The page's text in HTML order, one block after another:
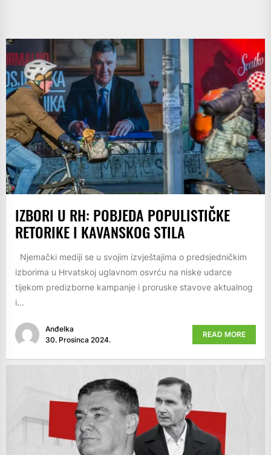
IZBORI U RH: POBJEDA POPULISTIČKE
RETORIKE I KAVANSKOG STILA
Njemački mediji se u svojim izvještajima o predsjedničkim
izborima u Hrvatskoj uglavnom osvrću na niske udarce
tijekom predizborne kampanje i proruske stavove aktualnog
i...
Anđelka
30. Prosinca 2024.
READ MORE